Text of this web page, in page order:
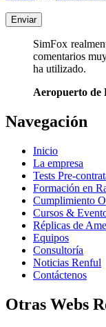
SimFox
comentarios
ha utilizado.
Aeropuerto de
Navegación
Inicio
La empresa
Tests Pre-
Formación en
Cumplimiento
Cursos &
Réplicas de
Equipos
Consultoría
Noticias Renful
Contáctenos
Otras Webs